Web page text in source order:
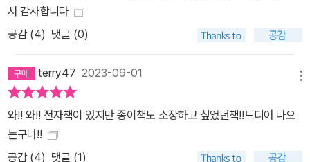
서 감사합니다
공감 (4) 댓글 (0)
terry47 2023-09-01
와!! 와!! 전자책이 있지만 종이책도 소장하고 싶었던책!!드디어 나오
는구나!!
공감 (4) 댓글 (1)